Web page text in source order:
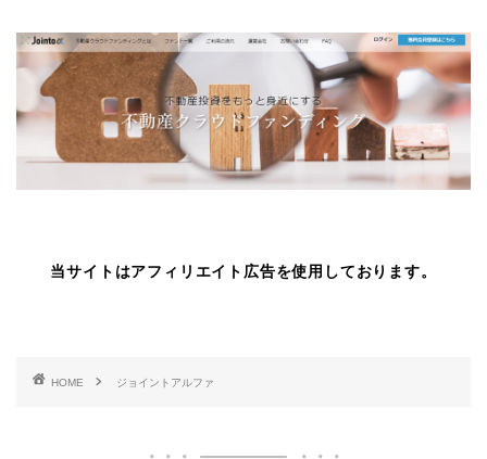
当サイトはアフィリエイト広告を使用しております。
HOME ジョイントアルファ